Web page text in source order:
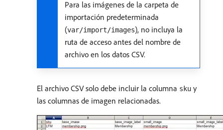
Para las imágenes de la carpeta de
importación predeterminada
(var/import/images), no incluya la
ruta de acceso antes del nombre de
archivo en los datos CSV.
El archivo CSV solo debe incluir la columna sku y
las columnas de imagen relacionadas.